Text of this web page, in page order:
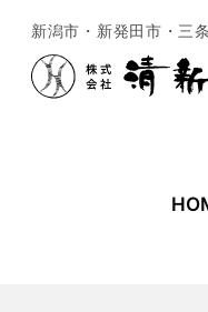
新潟市・新発田市・三